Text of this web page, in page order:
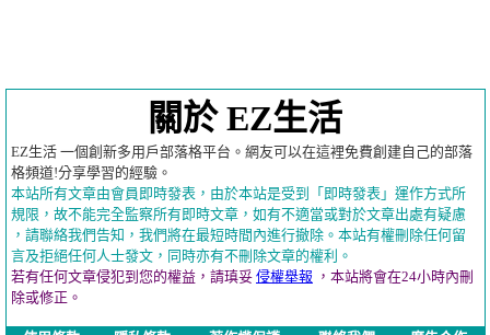
關於 EZ生活
EZ生活 一個創新多用戶部落格平台。網友可以在這裡免費創建自己的部落
格頻道!分享學習的經驗。
本站所有文章由會員即時發表，由於本站是受到「即時發表」運作方式所
規限，故不能完全監察所有即時文章，如有不適當或對於文章出處有疑慮
，請聯絡我們告知，我們將在最短時間內進行撤除。本站有權刪除任何留
言及拒絕任何人士發文，同時亦有不刪除文章的權利。
若有任何文章侵犯到您的權益，請瑱妥 侵權舉報 ，本站將會在24小時內刪
除或修正。